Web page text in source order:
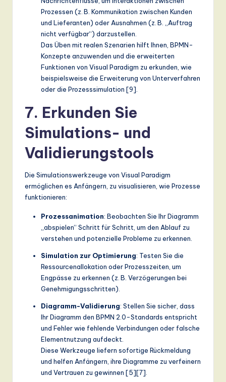
Prozessen (z. B. Kommunikation zwischen Kunden
und Lieferanten) oder Ausnahmen (z. B. „Auftrag
nicht verfügbar“) darzustellen.
Das Üben mit realen Szenarien hilft Ihnen, BPMN-
Konzepte anzuwenden und die erweiterten
Funktionen von Visual Paradigm zu erkunden, wie
beispielsweise die Erweiterung von Unterverfahren
oder die Prozesssimulation [9].
7. Erkunden Sie
Simulations- und
Validierungstools
Die Simulationswerkzeuge von Visual Paradigm
ermöglichen es Anfängern, zu visualisieren, wie Prozesse
funktionieren:
Prozessanimation: Beobachten Sie Ihr Diagramm
„abspielen“ Schritt für Schritt, um den Ablauf zu
verstehen und potenzielle Probleme zu erkennen.
Simulation zur Optimierung: Testen Sie die
Ressourcenallokation oder Prozesszeiten, um
Engpässe zu erkennen (z. B. Verzögerungen bei
Genehmigungsschritten).
Diagramm-Validierung: Stellen Sie sicher, dass
Ihr Diagramm den BPMN 2.0-Standards entspricht
und Fehler wie fehlende Verbindungen oder falsche
Elementnutzung aufdeckt.
Diese Werkzeuge liefern sofortige Rückmeldung
und helfen Anfängern, ihre Diagramme zu verfeinern
und Vertrauen zu gewinnen [5][7].